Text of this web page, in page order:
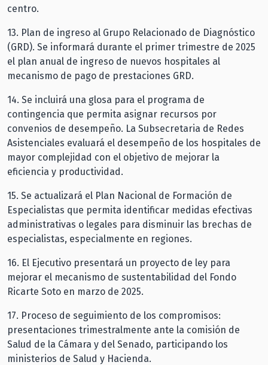
centro.
13.⁠ ⁠Plan de ingreso al Grupo Relacionado de Diagnóstico
(GRD). Se informará durante el primer trimestre de 2025
el plan anual de ingreso de nuevos hospitales al
mecanismo de pago de prestaciones GRD.
14.⁠ ⁠Se incluirá una glosa para el programa de
contingencia que permita asignar recursos por
convenios de desempeño. La Subsecretaria de Redes
Asistenciales evaluará el desempeño de los hospitales de
mayor complejidad con el objetivo de mejorar la
eficiencia y productividad.
15.⁠ ⁠Se actualizará el Plan Nacional de Formación de
Especialistas que permita identificar medidas efectivas
administrativas o legales para disminuir las brechas de
especialistas, especialmente en regiones.
16.⁠ ⁠El Ejecutivo presentará un proyecto de ley para
mejorar el mecanismo de sustentabilidad del Fondo
Ricarte Soto en marzo de 2025.
17.⁠ ⁠Proceso de seguimiento de los compromisos:
presentaciones trimestralmente ante la comisión de
Salud de la Cámara y del Senado, participando los
ministerios de Salud y Hacienda.